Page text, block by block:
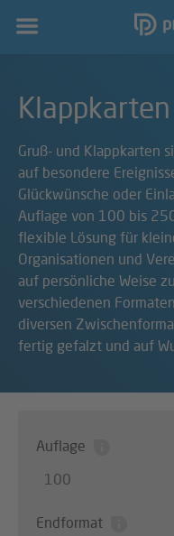
Hauptnavigation
Gruß- und Klappkarten
auf besondere
Glückwünsche oder
Auflage von 100 bis
flexible Lösung für
Organisationen und
auf persönliche Weise
verschiedenen
diversen
fertig gefalzt und auf
Auflage
100
Endformat